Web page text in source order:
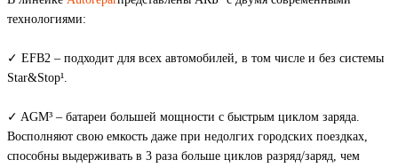
технологиями:
✓ EFB2 – подходит для всех автомобилей, в том числе и без системы
Star&Stop¹.
✓ AGM³ – батареи большей мощности с быстрым циклом заряда.
Восполняют свою емкость даже при недолгих городских поездках,
способны выдерживать в 3 раза больше циклов разряд/заряд, чем